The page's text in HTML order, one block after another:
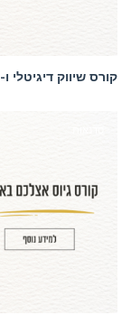
קורס שיווק דיגיטלי ו-AI לארגונים